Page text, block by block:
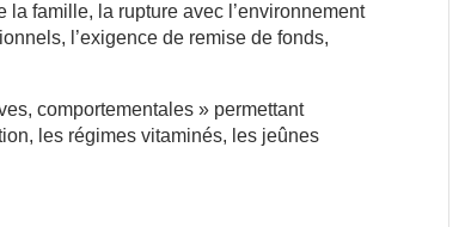
la famille, la rupture avec l’environnement
l’exigence de remise de fonds,
comportementales » permettant
les régimes vitaminés, les jeûnes